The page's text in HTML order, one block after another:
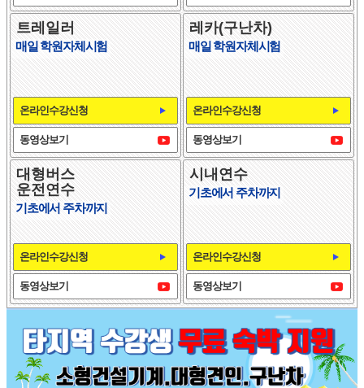
트레일러
매일 학원자체시험
온라인수강신청
동영상보기
레카(구난차)
매일 학원자체시험
온라인수강신청
동영상보기
대형버스
운전연수
기초에서 주차까지
온라인수강신청
동영상보기
시내연수
기초에서 주차까지
온라인수강신청
동영상보기